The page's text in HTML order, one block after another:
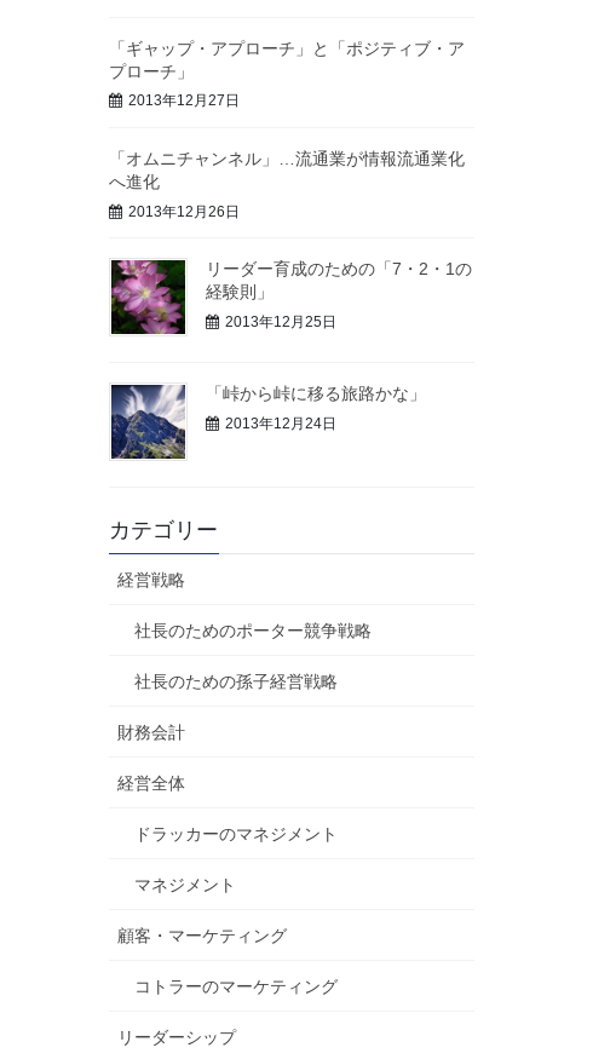
「ギャップ・アプローチ」と「ポジティブ・ア
プローチ」
2013年12月27日
「オムニチャンネル」…流通業が情報流通業化
へ進化
2013年12月26日
リーダー育成のための「7・2・1の
経験則」
2013年12月25日
「峠から峠に移る旅路かな」
2013年12月24日
カテゴリー
経営戦略
社長のためのポーター競争戦略
社長のための孫子経営戦略
財務会計
経営全体
ドラッカーのマネジメント
マネジメント
顧客・マーケティング
コトラーのマーケティング
リーダーシップ